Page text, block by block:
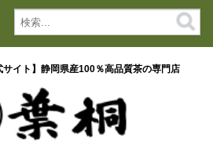
サイト】静岡県産100％高品質茶の専門店